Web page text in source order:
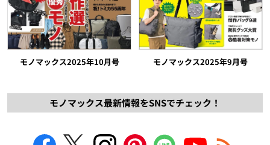
モノマックス2025年10月号 モノマックス2025年9月号
モノマックス最新情報をSNSでチェック！